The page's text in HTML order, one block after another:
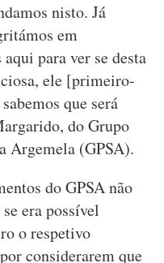
nisto. Já
em
para ver se desta
ele [primeiro-
que será
do Grupo
Argemela (GPSA).
do GPSA não
era possível
o respetivo
considerarem que